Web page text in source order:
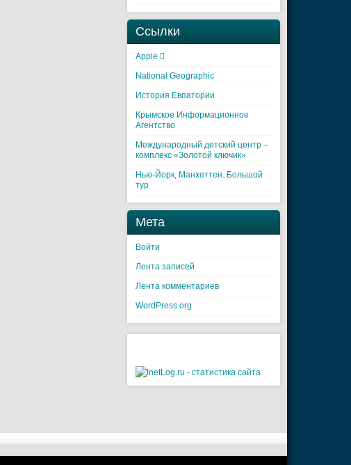
Ссылки
Apple 
National Geographic
История Евпатории
Крымское Информационное
Агентство
Международный детский центр –
комплекс «Золотой ключик»
Нью-Йорк, Манхеттен. Большой
тур
Мета
Войти
Лента записей
Лента комментариев
WordPress.org